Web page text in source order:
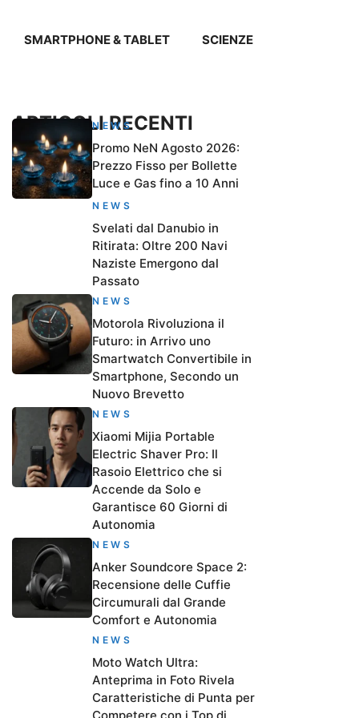
SMARTPHONE & TABLET SCIENZE
ARTICOLI RECENTI
NEWS
Promo NeN Agosto 2026:
Prezzo Fisso per Bollette
Luce e Gas fino a 10 Anni
NEWS
Svelati dal Danubio in
Ritirata: Oltre 200 Navi
Naziste Emergono dal
Passato
NEWS
Motorola Rivoluziona il
Futuro: in Arrivo uno
Smartwatch Convertibile in
Smartphone, Secondo un
Nuovo Brevetto
NEWS
Xiaomi Mijia Portable
Electric Shaver Pro: Il
Rasoio Elettrico che si
Accende da Solo e
Garantisce 60 Giorni di
Autonomia
NEWS
Anker Soundcore Space 2:
Recensione delle Cuffie
Circumurali dal Grande
Comfort e Autonomia
NEWS
Moto Watch Ultra:
Anteprima in Foto Rivela
Caratteristiche di Punta per